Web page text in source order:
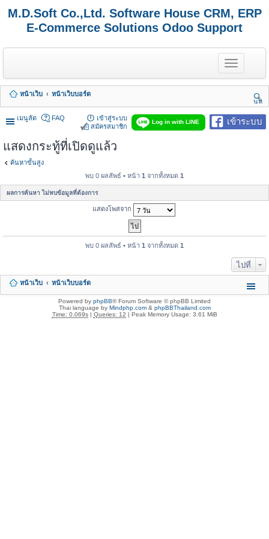
M.D.Soft Co.,Ltd. Software House CRM, ERP
E-Commerce Solutions Odoo Support
T
o
g
e
n
a
n
หน้าเว็บ
หน้าเว็บบอร์ด
นห
า
เมนูลัด
เข้าระบบ
Log in with LINE
FAQ
เข้าสู่ระบบ
สมัครสมาชิก
แสดงกระทู้ที่เปิดดูแล้ว
ค้นหาขั้นสูง
พบ 0 ผลลัพธ์ • หน้า 1 จากทั้งหมด 1
ผลการค้นหา ไม่พบข้อมูลที่ต้องการ
แสดงโพสจาก
พบ 0 ผลลัพธ์ • หน้า 1 จากทั้งหมด 1
ไปที่
หน้าเว็บ หน้าเว็บบอร์ด
Powered by phpBB® Forum Software © phpBB Limited
Thai language by Mindphp.com& phpBBThailand.com
Time: 0.069s| Queries: 12 | Peak Memory Usage: 3.61 MiB